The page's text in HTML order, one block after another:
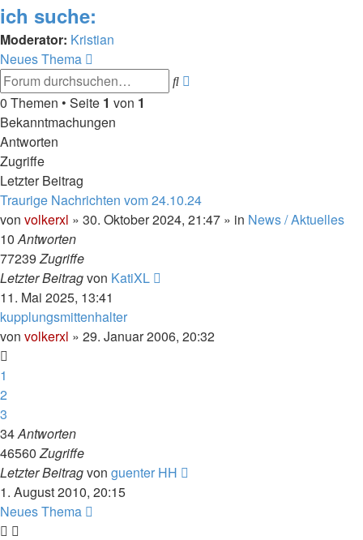
ich suche:
Moderator: Kristian
Neues Thema
Suche
0 Themen • Seite 1 von 1
Bekanntmachungen
Antworten
Zugriffe
Letzter Beitrag
Traurige Nachrichten vom 24.10.24
von volkerxl » 30. Oktober 2024, 21:47 » in News / Aktuelles
10Antworten
77239Zugriffe
Letzter Beitragvon KatiXL
11. Mai 2025, 13:41
kupplungsmittenhalter
von volkerxl » 29. Januar 2006, 20:32
1
2
3
34Antworten
46560Zugriffe
Letzter Beitragvon guenter HH
1. August 2010, 20:15
Neues Thema